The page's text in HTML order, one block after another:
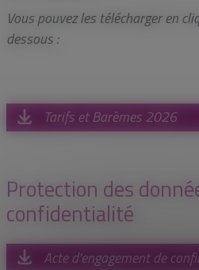
Vous pouvez les télécharger en
dessous :
Tarifs et Barèmes 2026
Protection des
confidentialité
Acte d'engagement de